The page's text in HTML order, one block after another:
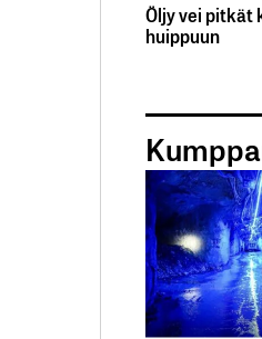
Öljy vei pitkät
huippuun